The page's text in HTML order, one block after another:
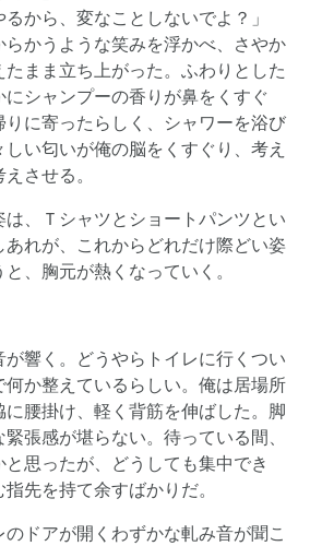
るから、変なことしないでよ？」
かうような笑みを浮かべ、さやか
まま立ち上がった。ふわりとした
シャンプーの香りが鼻をくすぐ
に寄ったらしく、シャワーを浴び
い匂いが俺の脳をくすぐり、考え
させる。
、Ｔシャツとショートパンツとい
あれが、これからどれだけ際どい姿
、胸元が熱くなっていく。
響く。どうやらトイレに行くつい
か整えているらしい。俺は居場所
腰掛け、軽く背筋を伸ばした。脚
張感が堪らない。待っている間、
思ったが、どうしても集中でき
先を持て余すばかりだ。
ドアが開くわずかな軋み音が聞こ